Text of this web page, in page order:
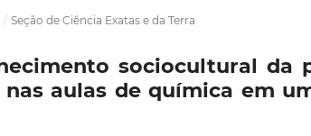
/ Seção de Ciência Exatas e da Terra
sociocultural da
aulas de química em